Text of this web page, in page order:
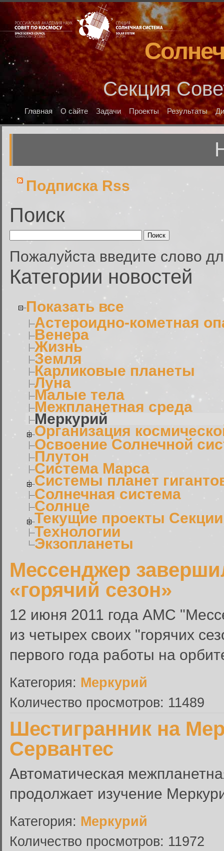
Секция
Главная О сайте Задачи Проекты Результаты
Подписка Rss
Поиск
Пожалуйста введите слово
Категории новостей
Показать все
Астероидно-кометная
Венера
Жизнь
Земля
Карликовые планеты
Луна
Малые тела
Межпланетная среда
Меркурий
Организация
Освоение Солнечной
Плутон
Система Марса
Системы планет
Солнечная система
Солнце
Текущие проекты Секции
Технологии
Экзопланеты
Мессенджер
«горячий сезон»
12 июня 2011 года АМС
из четырех своих "горячих
первого года работы на
Категория: Меркурий
Количество просмотров: 11489
Шестигранник на
Сервантес
Автоматическая
продолжает изучение
Категория: Меркурий
Количество просмотров: 11972